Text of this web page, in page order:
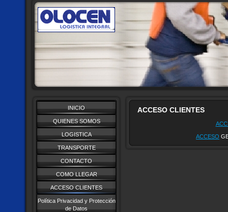
INICIO
QUIENES SOMOS
LOGISTICA
TRANSPORTE
CONTACTO
COMO LLEGAR
ACCESO CLIENTES
Política Privacidad y Protección
de Datos
ACCESO CLIENTES
ACCESO